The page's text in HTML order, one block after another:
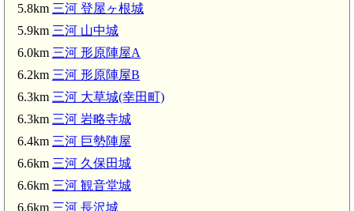
5.8km 三河 登屋ヶ根城
5.9km 三河 山中城
6.0km 三河 形原陣屋A
6.2km 三河 形原陣屋B
6.3km 三河 大草城(幸田町)
6.3km 三河 岩略寺城
6.4km 三河 巨勢陣屋
6.6km 三河 久保田城
6.6km 三河 観音堂城
6.6km 三河 長沢城